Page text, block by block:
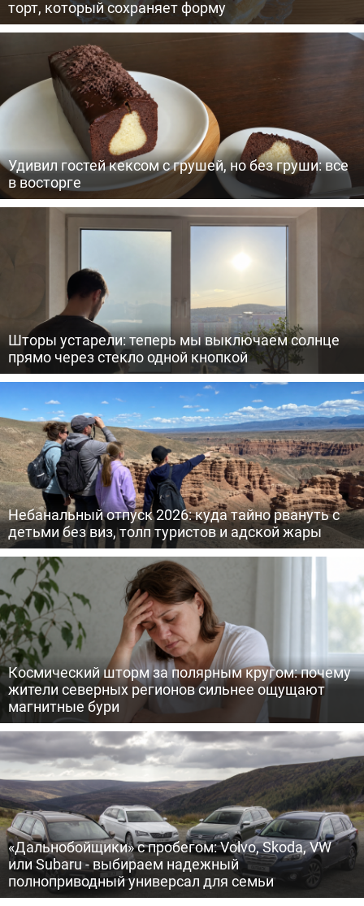
торт, который сохраняет форму
Удивил гостей кексом с грушей, но без груши: все
в восторге
Шторы устарели: теперь мы выключаем солнце
прямо через стекло одной кнопкой
Небанальный отпуск 2026: куда тайно рвануть с
детьми без виз, толп туристов и адской жары
Космический шторм за полярным кругом: почему
жители северных регионов сильнее ощущают
магнитные бури
«Дальнобойщики» с пробегом: Volvo, Skoda, VW
или Subaru - выбираем надежный
полноприводный универсал для семьи